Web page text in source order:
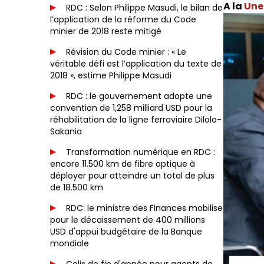
RDC : Selon Philippe Masudi, le bilan de
l’application de la réforme du Code
minier de 2018 reste mitigé
Révision du Code minier : « Le
véritable défi est l’application du texte de
2018 », estime Philippe Masudi
RDC : le gouvernement adopte une
convention de 1,258 milliard USD pour la
réhabilitation de la ligne ferroviaire Dilolo-
Sakania
Transformation numérique en RDC :
encore 11.500 km de fibre optique à
déployer pour atteindre un total de plus
de 18.500 km
RDC: le ministre des Finances mobilise
pour le décaissement de 400 millions
USD d'appui budgétaire de la Banque
mondiale